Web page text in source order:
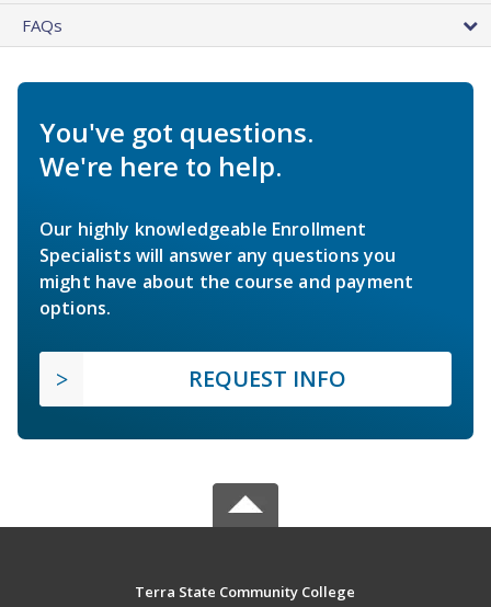
FAQs
You've got questions.
We're here to help.
Our highly knowledgeable Enrollment
Specialists will answer any questions you
might have about the course and payment
options.
REQUEST INFO
Terra State Community College